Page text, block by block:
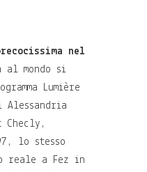
nel
al mondo si
Lumière
lo stesso
reale a Fez in